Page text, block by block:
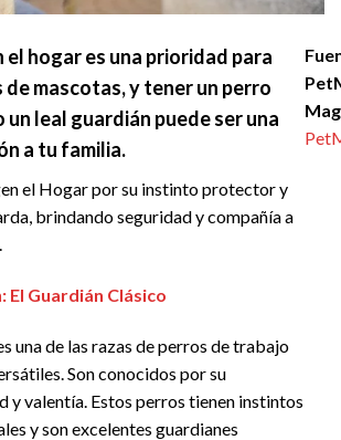
el hogar es una prioridad para
de mascotas, y tener un perro
un leal guardián puede ser una
a tu familia.
el Hogar por su instinto protector y
brindando seguridad y compañía a
El Guardián Clásico
una de las razas de perros de trabajo
Son conocidos por su
y valentía. Estos perros tienen instintos
y son excelentes guardianes